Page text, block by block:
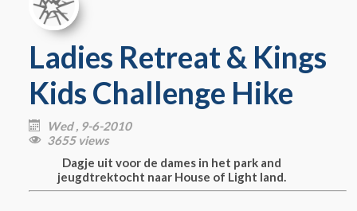
Ladies Retreat & Kings
Kids Challenge Hike
 Wed , 9-6-2010
 3655 views
Dagje uit voor de dames in het park and
jeugdtrektocht naar House of Light land.